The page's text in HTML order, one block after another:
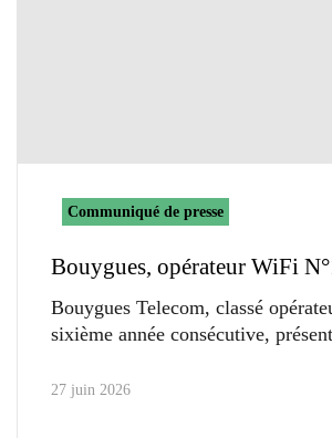
Communiqué de presse
Bouygues, opérateur WiFi
Bouygues Telecom, classé
sixième année consécutive,
27 juin 2026